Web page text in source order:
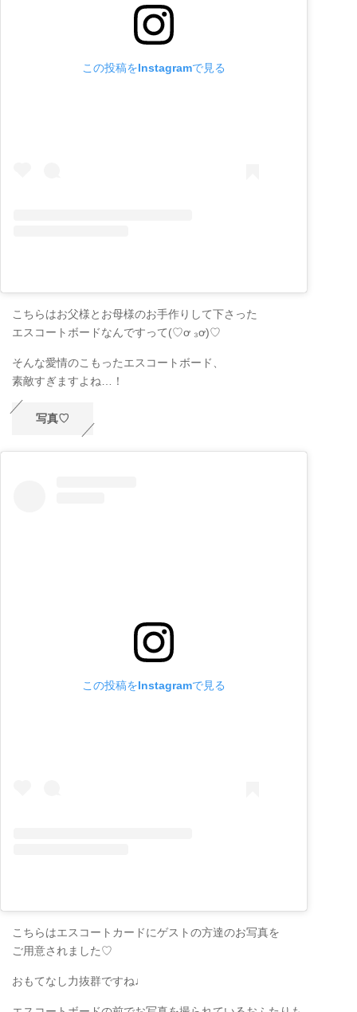
この投稿をInstagramで見る
こちらはお父様とお母様のお手作りして下さった
エスコートボードなんですって(♡ơ ₃ơ)♡
そんな愛情のこもったエスコートボード、
素敵すぎますよね…！
写真♡
この投稿をInstagramで見る
こちらはエスコートカードにゲストの方達のお写真を
ご用意されました♡
おもてなし力抜群ですね♩